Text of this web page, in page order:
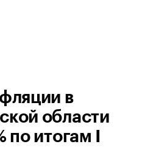
в
области
по итогам I